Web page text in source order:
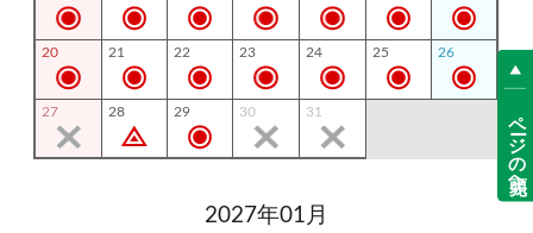
20 21 22 23 24 25 26
27 28 29 30 31
2027年01月
ページの先頭へ